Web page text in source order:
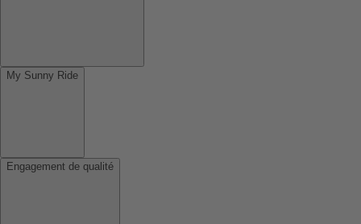
My Sunny Ride
Engagement de qualité